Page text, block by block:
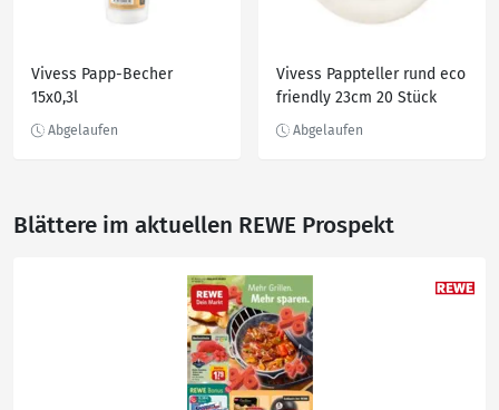
Vivess Papp-Becher
15x0,3l
Vivess Pappteller rund eco
friendly 23cm 20 Stück
Blättere im aktuellen REWE Prospekt